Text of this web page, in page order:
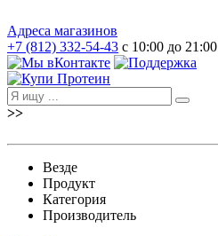
Адреса магазинов
+7 (812) 332-54-43 с 10:00 до 21:00
>>
Везде
Продукт
Категория
Производитель